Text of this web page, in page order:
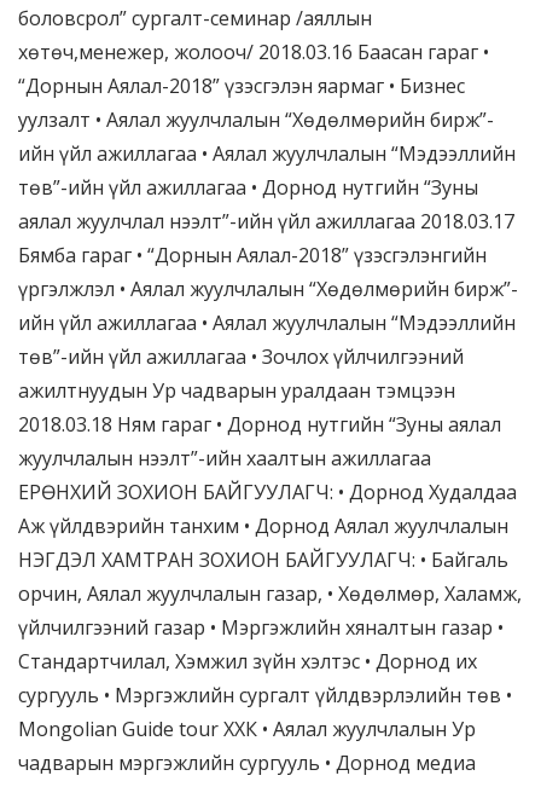
боловсрол” сургалт-семинар /аяллын
хөтөч,менежер, жолооч/ 2018.03.16 Баасан гараг •
“Дорнын Аялал-2018” үзэсгэлэн яармаг • Бизнес
уулзалт • Аялал жуулчлалын “Хөдөлмөрийн бирж”-
ийн үйл ажиллагаа • Аялал жуулчлалын “Мэдээллийн
төв”-ийн үйл ажиллагаа • Дорнод нутгийн “Зуны
аялал жуулчлал нээлт”-ийн үйл ажиллагаа 2018.03.17
Бямба гараг • “Дорнын Аялал-2018” үзэсгэлэнгийн
үргэлжлэл • Аялал жуулчлалын “Хөдөлмөрийн бирж”-
ийн үйл ажиллагаа • Аялал жуулчлалын “Мэдээллийн
төв”-ийн үйл ажиллагаа • Зочлох үйлчилгээний
ажилтнуудын Ур чадварын уралдаан тэмцээн
2018.03.18 Ням гараг • Дорнод нутгийн “Зуны аялал
жуулчлалын нээлт”-ийн хаалтын ажиллагаа
ЕРӨНХИЙ ЗОХИОН БАЙГУУЛАГЧ: • Дорнод Худалдаа
Аж үйлдвэрийн танхим • Дорнод Аялал жуулчлалын
НЭГДЭЛ ХАМТРАН ЗОХИОН БАЙГУУЛАГЧ: • Байгаль
орчин, Аялал жуулчлалын газар, • Хөдөлмөр, Халамж,
үйлчилгээний газар • Мэргэжлийн хяналтын газар •
Стандартчилал, Хэмжил зүйн хэлтэс • Дорнод их
сургууль • Мэргэжлийн сургалт үйлдвэрлэлийн төв •
Mongolian Guide tour ХХК • Аялал жуулчлалын Ур
чадварын мэргэжлийн сургууль • Дорнод медиа